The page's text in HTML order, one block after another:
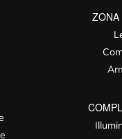
ZONA